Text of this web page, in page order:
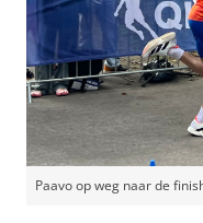
Paavo op weg naar de